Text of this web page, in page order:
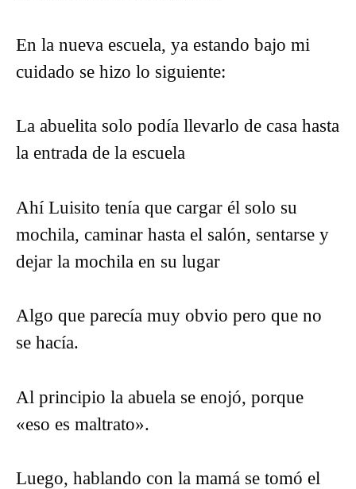
En la nueva escuela, ya estando bajo mi
cuidado se hizo lo siguiente:
La abuelita solo podía llevarlo de casa hasta
la entrada de la escuela
Ahí Luisito tenía que cargar él solo su
mochila, caminar hasta el salón, sentarse y
dejar la mochila en su lugar
Algo que parecía muy obvio pero que no
se hacía.
Al principio la abuela se enojó, porque
«eso es maltrato».
Luego, hablando con la mamá se tomó el